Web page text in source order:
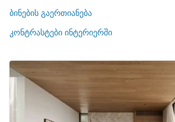
ბ
ი
ბინების გაერთიანება
კონტრასტები ინტერიერში